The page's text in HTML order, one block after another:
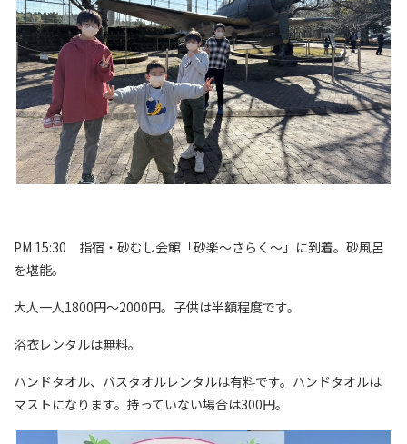
PM 15:30 指宿・砂むし会館「砂楽～さらく～」に到着。砂風呂
を堪能。
大人一人1800円～2000円。子供は半額程度です。
浴衣レンタルは無料。
ハンドタオル、バスタオルレンタルは有料です。ハンドタオルは
マストになります。持っていない場合は300円。